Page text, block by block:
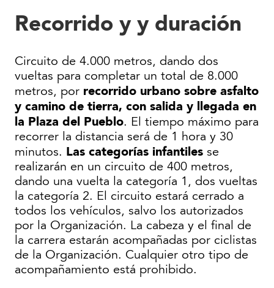
Recorrido y y duración
Circuito de 4.000 metros, dando dos
vueltas para completar un total de 8.000
metros, por recorrido urbano sobre asfalto
y camino de tierra, con salida y llegada en
la Plaza del Pueblo. El tiempo máximo para
recorrer la distancia será de 1 hora y 30
minutos. Las categorías infantiles se
realizarán en un circuito de 400 metros,
dando una vuelta la categoría 1, dos vueltas
la categoría 2. El circuito estará cerrado a
todos los vehículos, salvo los autorizados
por la Organización. La cabeza y el final de
la carrera estarán acompañadas por ciclistas
de la Organización. Cualquier otro tipo de
acompañamiento está prohibido.